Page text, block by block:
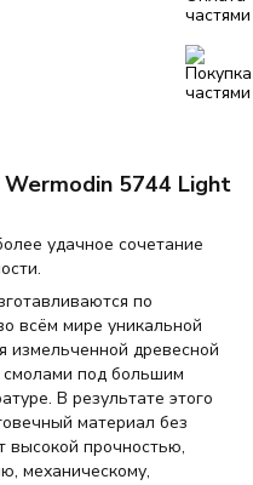
5744 Light
удачное сочетание
по
всём мире уникальной
измельченной древесной
под большим
В результате этого
материал без
высокой прочностью,
механическому,